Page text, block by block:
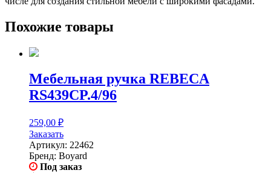
Похожие товары
Мебельная ручка REBECA
RS439CP.4/96
259,00 ₽
Заказать
Артикул: 22462
Бренд: Boyard
Под заказ